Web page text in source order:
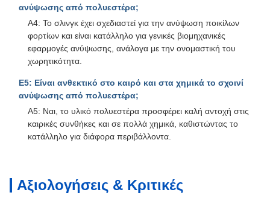
ανύψωσης από πολυεστέρα;
Α4: Το σλινγκ έχει σχεδιαστεί για την ανύψωση ποικίλων
φορτίων και είναι κατάλληλο για γενικές βιομηχανικές
εφαρμογές ανύψωσης, ανάλογα με την ονομαστική του
χωρητικότητα.
Ε5: Είναι ανθεκτικό στο καιρό και στα χημικά το σχοινί
ανύψωσης από πολυεστέρα;
Α5: Ναι, το υλικό πολυεστέρα προσφέρει καλή αντοχή στις
καιρικές συνθήκες και σε πολλά χημικά, καθιστώντας το
κατάλληλο για διάφορα περιβάλλοντα.
Αξιολογήσεις & Κριτικές